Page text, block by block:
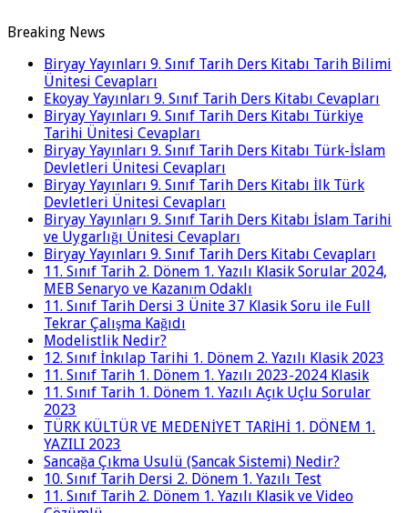
Breaking News
Biryay Yayınları 9. Sınıf Tarih Ders Kitabı Tarih Bilimi
Ünitesi Cevapları
Ekoyay Yayınları 9. Sınıf Tarih Ders Kitabı Cevapları
Biryay Yayınları 9. Sınıf Tarih Ders Kitabı Türkiye
Tarihi Ünitesi Cevapları
Biryay Yayınları 9. Sınıf Tarih Ders Kitabı Türk-İslam
Devletleri Ünitesi Cevapları
Biryay Yayınları 9. Sınıf Tarih Ders Kitabı İlk Türk
Devletleri Ünitesi Cevapları
Biryay Yayınları 9. Sınıf Tarih Ders Kitabı İslam Tarihi
ve Uygarlığı Ünitesi Cevapları
Biryay Yayınları 9. Sınıf Tarih Ders Kitabı Cevapları
11. Sınıf Tarih 2. Dönem 1. Yazılı Klasik Sorular 2024,
MEB Senaryo ve Kazanım Odaklı
11. Sınıf Tarih Dersi 3 Ünite 37 Klasik Soru ile Full
Tekrar Çalışma Kağıdı
Modelistlik Nedir?
12. Sınıf İnkılap Tarihi 1. Dönem 2. Yazılı Klasik 2023
11. Sınıf Tarih 1. Dönem 1. Yazılı 2023-2024 Klasik
11. Sınıf Tarih 1. Dönem 1. Yazılı Açık Uçlu Sorular
2023
TÜRK KÜLTÜR VE MEDENİYET TARİHİ 1. DÖNEM 1.
YAZILI 2023
Sancağa Çıkma Usulü (Sancak Sistemi) Nedir?
10. Sınıf Tarih Dersi 2. Dönem 1. Yazılı Test
11. Sınıf Tarih 2. Dönem 1. Yazılı Klasik ve Video